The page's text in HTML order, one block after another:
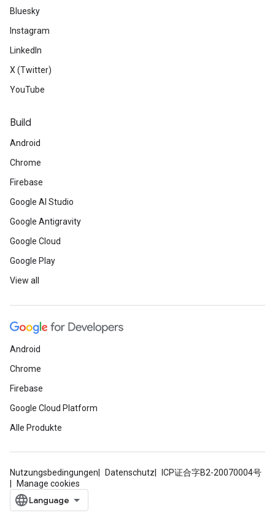
Bluesky
Instagram
LinkedIn
X (Twitter)
YouTube
Build
Android
Chrome
Firebase
Google AI Studio
Google Antigravity
Google Cloud
Google Play
View all
Android
Chrome
Firebase
Google Cloud Platform
Alle Produkte
Nutzungsbedingungen Datenschutz
ICP证合字B2-20070004号
Manage cookies